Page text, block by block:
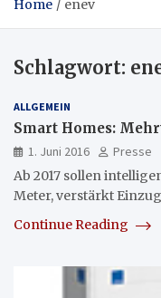
Home enev
Schlagwort:
ALLGEMEIN
Smart Homes:
1. Juni 2016
Presse
Ab 2017 sollen
Meter, verstärkt
Continue Reading